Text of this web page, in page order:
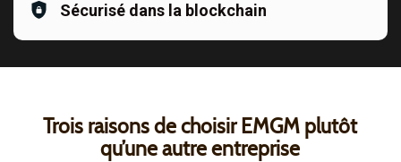
Sécurisé dans la blockchain
Trois raisons de choisir EMGM plutôt
qu’une autre entreprise